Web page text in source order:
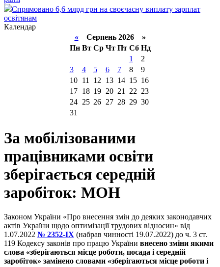
Спрямовано 6,6 млрд грн на своєчасну виплату зарплат
освітянам
Календар
«Серпень 2026 »
Пн Вт Ср Чт Пт Сб Нд
1
2
3
4 5 6 7 8
9
10
11 12 13 14 15 16
17
18 19 20 21 22 23
24
25 26 27 28 29 30
31
За мобілізованими
працівниками освіти
зберігається середній
заробіток: МОН
Законом України «Про внесення змін до деяких законодавчих
актів України щодо оптимізації трудових відносин» від
1.07.2022 № 2352-ІХ (набрав чинності 19.07.2022) до ч. 3 ст.
119 Кодексу законів про працю України внесено зміни якими
слова «зберігаються місце роботи, посада і середній
заробіток» замінено словами «зберігаються місце роботи і